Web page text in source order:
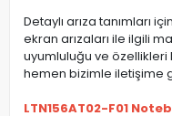
Detaylı arıza tanımları
ekran arızaları ile ilgili
uyumluluğu ve
hemen bizimle iletişime
LTN156AT02-F01